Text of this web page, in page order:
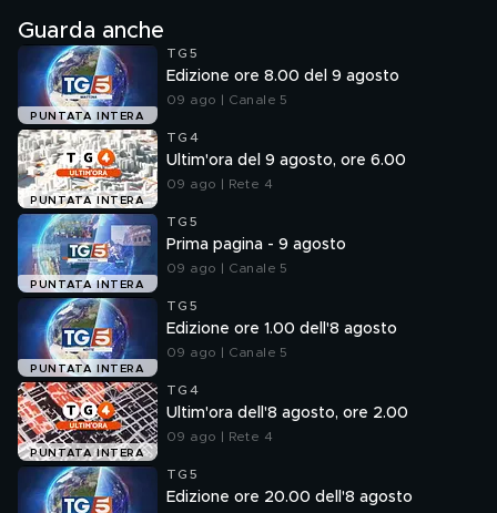
Guarda anche
PUNTATA INTERA
TG5
Edizione ore 8.00 del 9 agosto
09 ago | Canale 5
PUNTATA INTERA
TG4
Ultim'ora del 9 agosto, ore 6.00
09 ago | Rete 4
PUNTATA INTERA
TG5
Prima pagina - 9 agosto
09 ago | Canale 5
PUNTATA INTERA
TG5
Edizione ore 1.00 dell'8 agosto
09 ago | Canale 5
PUNTATA INTERA
TG4
Ultim'ora dell'8 agosto, ore 2.00
09 ago | Rete 4
TG5
Edizione ore 20.00 dell'8 agosto